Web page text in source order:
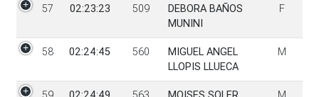
57 02:23:23 509
DEBORA BAÑOS
MUNINI
F
58 02:24:45 560
MIGUEL ANGEL
LLOPIS LLUECA
M